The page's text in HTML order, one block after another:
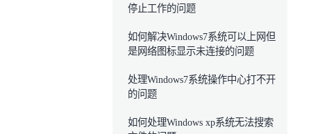
停止工作的问题
如何解决Windows7系统可以上网但
是网络图标显示未连接的问题
处理Windows7系统操作中心打不开
的问题
如何处理Windows xp系统无法搜索